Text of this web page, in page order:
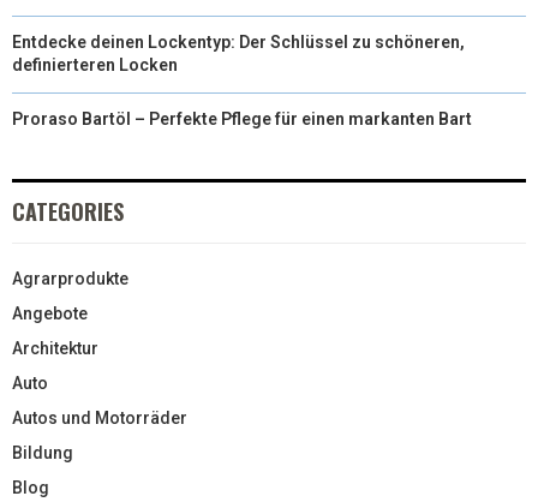
Entdecke deinen Lockentyp: Der Schlüssel zu schöneren,
definierteren Locken
Proraso Bartöl – Perfekte Pflege für einen markanten Bart
CATEGORIES
Agrarprodukte
Angebote
Architektur
Auto
Autos und Motorräder
Bildung
Blog